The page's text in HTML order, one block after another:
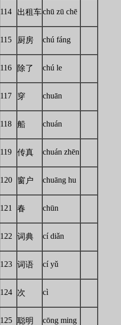
114 出租车chū zū chē
115 厨房 chú fáng
116 除了 chú le
117 穿 chuān
118 船 chuán
119 传真 chuán zhēn
120 窗户 chuāng hu
121 春 chūn
122 词典 cí diǎn
123 词语 cí yǔ
124 次 cì
125 聪明 cōng ming